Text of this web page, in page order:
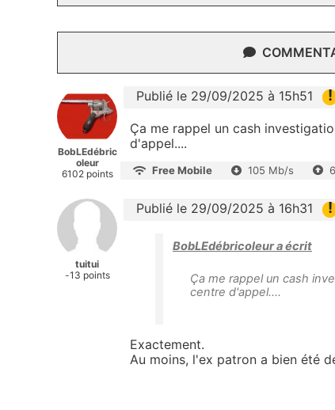
BobLEdébric
oleur
6102 points
Publié le 29/09/2025 à 15h51 !
Ça me rappel un cash
d'appel....
Free Mobile 105 Mb/s
tuitui
-13 points
Publié le 29/09/2025 à 16h31 !
BobLEdébricoleur a écrit
Ça me rappel un cash
centre d'appel....
Exactement.
Au moins, l'ex patron a bien été